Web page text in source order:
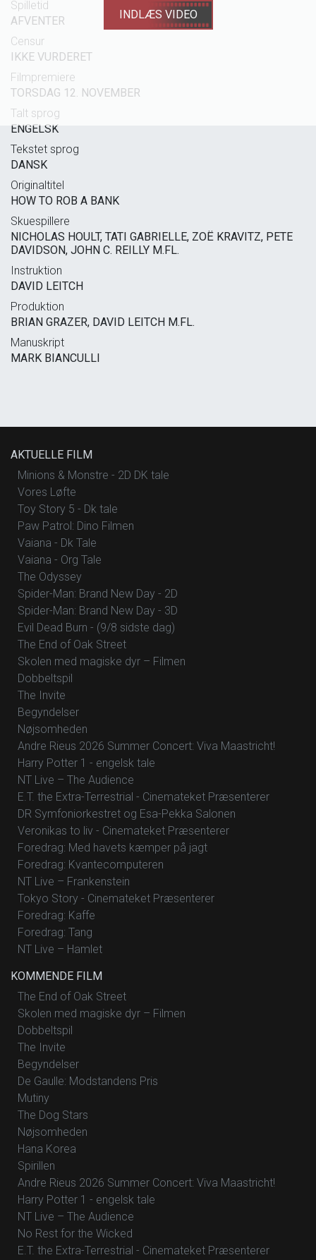
INDLÆS VIDEO
Spilletid
AFVENTER
Censur
IKKE VURDERET
Filmpremiere
TORSDAG 12. NOVEMBER
Talt sprog
ENGELSK
Tekstet sprog
DANSK
Originaltitel
HOW TO ROB A BANK
Skuespillere
NICHOLAS HOULT, TATI GABRIELLE, ZOË KRAVITZ, PETE
DAVIDSON, JOHN C. REILLY M.FL.
Instruktion
DAVID LEITCH
Produktion
BRIAN GRAZER, DAVID LEITCH M.FL.
Manuskript
MARK BIANCULLI
AKTUELLE FILM
Minions & Monstre - 2D DK tale
Vores Løfte
Toy Story 5 - Dk tale
Paw Patrol: Dino Filmen
Vaiana - Dk Tale
Vaiana - Org Tale
The Odyssey
Spider-Man: Brand New Day - 2D
Spider-Man: Brand New Day - 3D
Evil Dead Burn - (9/8 sidste dag)
The End of Oak Street
Skolen med magiske dyr – Filmen
Dobbeltspil
The Invite
Begyndelser
Nøjsomheden
Andre Rieus 2026 Summer Concert: Viva Maastricht!
Harry Potter 1 - engelsk tale
NT Live – The Audience
E.T. the Extra-Terrestrial - Cinemateket Præsenterer
DR Symfoniorkestret og Esa-Pekka Salonen
Veronikas to liv - Cinemateket Præsenterer
Foredrag: Med havets kæmper på jagt
Foredrag: Kvantecomputeren
NT Live – Frankenstein
Tokyo Story - Cinemateket Præsenterer
Foredrag: Kaffe
Foredrag: Tang
NT Live – Hamlet
KOMMENDE FILM
The End of Oak Street
Skolen med magiske dyr – Filmen
Dobbeltspil
The Invite
Begyndelser
De Gaulle: Modstandens Pris
Mutiny
The Dog Stars
Nøjsomheden
Hana Korea
Spirillen
Andre Rieus 2026 Summer Concert: Viva Maastricht!
Harry Potter 1 - engelsk tale
NT Live – The Audience
No Rest for the Wicked
E.T. the Extra-Terrestrial - Cinemateket Præsenterer